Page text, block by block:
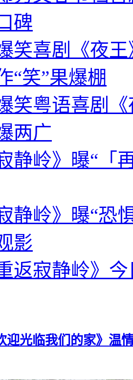
碑
笑喜剧《夜
“笑”果爆棚
笑粤语喜剧
两广
静岭》曝“「
静岭》曝“恐
影
返寂静岭》
迎光临我们的家》温